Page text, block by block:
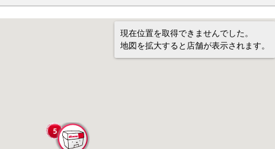
現在位置を取得できませんでした。
地図を拡大すると店舗が表示されます。